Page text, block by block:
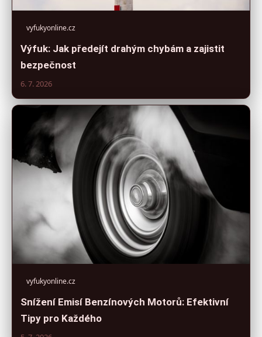
vyfukyonline.cz
Výfuk: Jak předejít drahým chybám a zajistit
bezpečnost
6. 7. 2026
vyfukyonline.cz
Snížení Emisí Benzínových Motorů: Efektivní
Tipy pro Každého